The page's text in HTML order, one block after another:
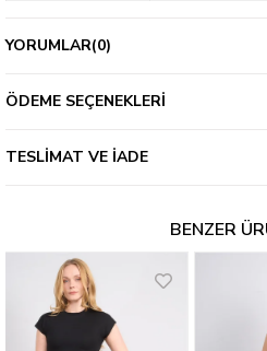
Bel Tipi
YORUMLAR(0)
ÖDEME SEÇENEKLERI
TESLIMAT VE İADE
BENZER